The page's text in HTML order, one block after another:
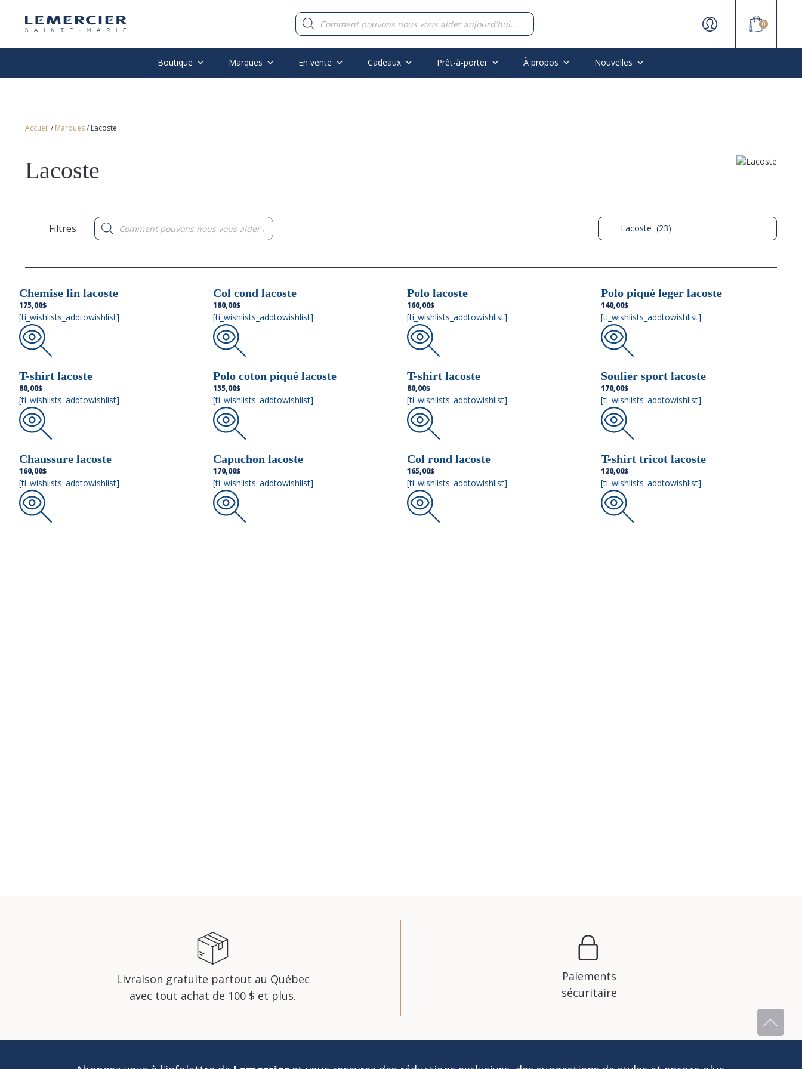
Recherche
de
produits
0
Boutique Marques En vente Cadeaux Prêt-à-porter À propos Nouvelles
Accueil / Marques/ Lacoste
Lacoste
Filtres
Recherche
de
produits
Lacoste (23)
Chemise lin lacoste
175,00$
[ti_wishlists_addtowishlist]
Col cond lacoste
180,00$
[ti_wishlists_addtowishlist]
Polo lacoste
160,00$
[ti_wishlists_addtowishlist]
Polo piqué leger lacoste
140,00$
[ti_wishlists_addtowishlist]
T-shirt lacoste
80,00$
[ti_wishlists_addtowishlist]
Polo coton piqué lacoste
135,00$
[ti_wishlists_addtowishlist]
T-shirt lacoste
80,00$
[ti_wishlists_addtowishlist]
Soulier sport lacoste
170,00$
[ti_wishlists_addtowishlist]
Chaussure lacoste
160,00$
[ti_wishlists_addtowishlist]
Capuchon lacoste
170,00$
[ti_wishlists_addtowishlist]
Col rond lacoste
165,00$
[ti_wishlists_addtowishlist]
T-shirt tricot lacoste
120,00$
[ti_wishlists_addtowishlist]
Livraison gratuite partout au Québec
avec tout achat de 100 $ et plus.
Paiements
sécuritaire